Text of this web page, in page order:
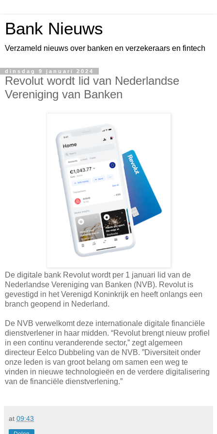
Bank Nieuws
Verzameld nieuws over banken en verzekeraars en fintech
dinsdag 9 januari 2024
Revolut wordt lid van Nederlandse
Vereniging van Banken
De digitale bank Revolut wordt per 1 januari lid van de
Nederlandse Vereniging van Banken (NVB). Revolut is
gevestigd in het Verenigd Koninkrijk en heeft onlangs een
branch geopend in Nederland.
De NVB verwelkomt deze internationale digitale financiële
dienstverlener in haar midden. “Revolut brengt nieuw profiel
in een continu veranderende sector,” zegt algemeen
directeur Eelco Dubbeling van de NVB. ”Diversiteit onder
onze leden is van groot belang om samen een weg te
vinden in nieuwe technologieën en de verdere digitalisering
van de financiële dienstverlening.”
at 09:43